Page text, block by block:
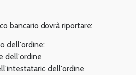
bancario dovrà riportare:
dell'ordine:
dell'ordine
dell'ordine